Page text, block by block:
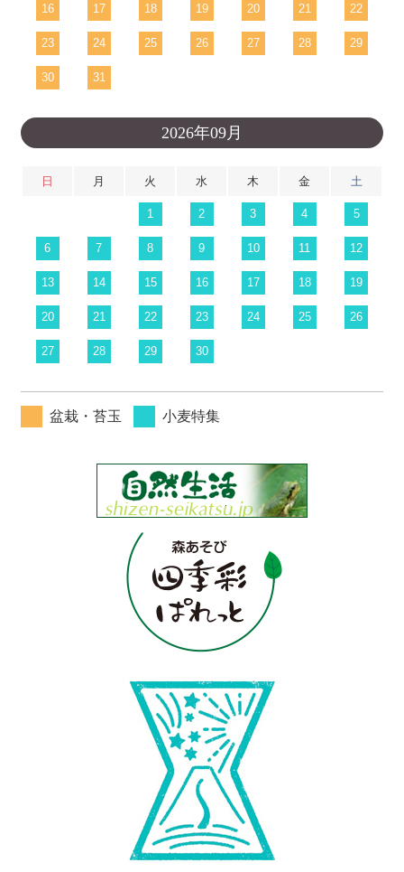
16 17 18 19 20 21 22
23 24 25 26 27 28 29
30 31
2026年09月
日 月 火 水 木 金 土
1 2 3 4 5
6 7 8 9 10 11 12
13 14 15 16 17 18 19
20 21 22 23 24 25 26
27 28 29 30
盆栽・苔玉 小麦特集